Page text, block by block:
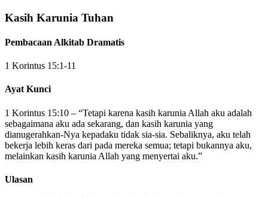
Kasih Karunia Tuhan
Pembacaan Alkitab Dramatis
1 Korintus 15:1-11
Ayat Kunci
1 Korintus 15:10 – “Tetapi karena kasih karunia Allah aku adalah
sebagaimana aku ada sekarang, dan kasih karunia yang
dianugerahkan-Nya kepadaku tidak sia-sia. Sebaliknya, aku telah
bekerja lebih keras dari pada mereka semua; tetapi bukannya aku,
melainkan kasih karunia Allah yang menyertai aku.”
Ulasan